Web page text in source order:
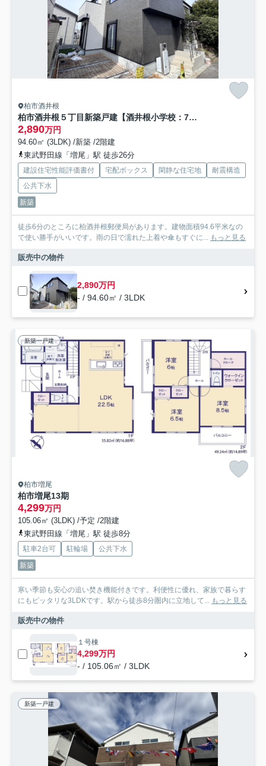
柏市酒井根
柏市酒井根５丁目新築戸建【酒井根小学校：7分】
2,890万円
94.60㎡ (3LDK) /新築 /2階建
東武野田線「増尾」駅 徒歩26分
建設住宅性能評価書付 宅配ボックス 閑静な住宅地
耐震構造
公共下水
新築
徒歩6分のところに柏酒井根郵便局があります。建物面積94.6平米なの
で使い勝手がいいです。雨の日で濡れた上着や傘もすぐに...
もっと見る
販売中の物件
2,890万円
- / 94.60㎡ / 3LDK
新築一戸建
柏市増尾
柏市増尾13期
4,299万円
105.06㎡ (3LDK) /予定 /2階建
東武野田線「増尾」駅 徒歩8分
駐車2台可 駐輪場
公共下水
新築
寒い季節も安心の追い焚き機能付きです。利便性に優れ、家族で暮らす
にもピッタリな3LDKです。駅から徒歩8分圏内に立地して...
もっと見る
販売中の物件
１号棟
4,299万円
- / 105.06㎡ / 3LDK
新築一戸建